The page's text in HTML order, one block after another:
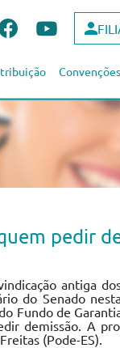
pedir
antiga
do Senado
Fundo de
demissão. A
(Pode-ES).